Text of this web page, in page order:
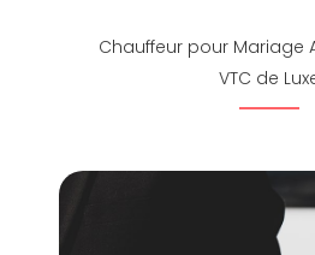
Chauffeur pour Mariage
VTC de